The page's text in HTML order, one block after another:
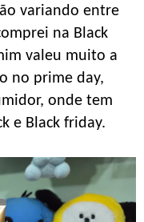
variando entre
na Black
valeu muito a
no prime day,
onde tem
e Black friday.